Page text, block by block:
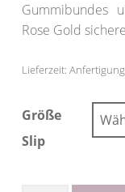
Gummibundes
Rose Gold
Lieferzeit:
Größe
Slip